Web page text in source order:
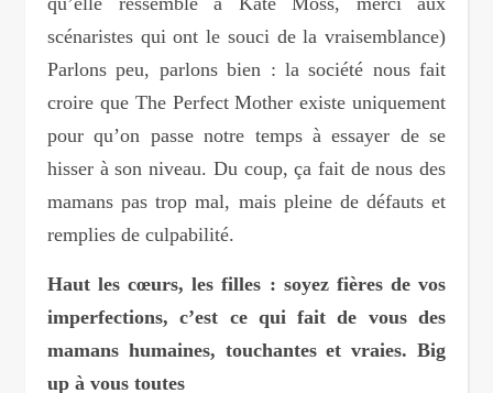
scénaristes qui ont le souci de la vraisemblance)
Parlons peu, parlons bien : la société nous fait
croire que The Perfect Mother existe uniquement
pour qu’on passe notre temps à essayer de se
hisser à son niveau. Du coup, ça fait de nous des
mamans pas trop mal, mais pleine de défauts et
remplies de culpabilité.
Haut les cœurs, les filles : soyez fières de vos
imperfections, c’est ce qui fait de vous des
mamans humaines, touchantes et vraies. Big
up à vous toutes